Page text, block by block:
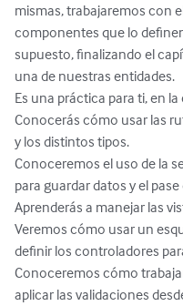
mismas, trabajaremos con
componentes que lo
supuesto, finalizando el
una de nuestras entidades.
Es una práctica para ti, en
Conocerás cómo usar las
y los distintos tipos.
Conoceremos el uso de la
para guardar datos y el
Aprenderás a manejar las
Veremos cómo usar un
definir los controladores
Conoceremos cómo
aplicar las validaciones